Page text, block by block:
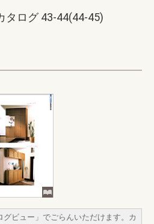
タログ 43-44(44-45)
ビュー」でごらんいただけます。カ